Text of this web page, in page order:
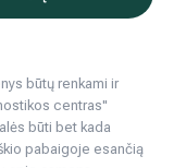
ji atliekama ir
būtų renkami ir
centras"
būti bet kada
pabaigoje esančią